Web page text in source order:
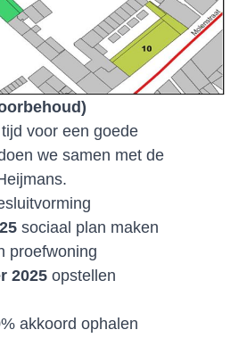
voor een goede
we samen met de
sociaal plan maken
proefwoning
2025 opstellen
akkoord ophalen